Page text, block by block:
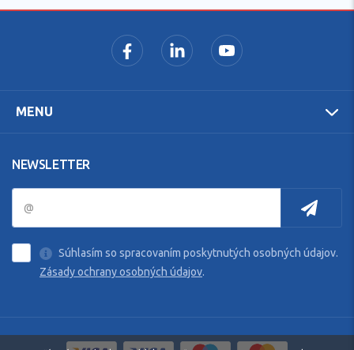
MENU
NEWSLETTER
Súhlasím so spracovaním poskytnutých osobných údajov.
Zásady ochrany osobných údajov.